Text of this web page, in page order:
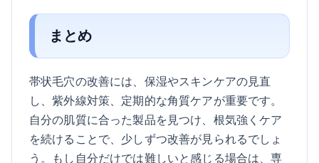
まとめ
帯状毛穴の改善には、保湿やスキンケアの見直
し、紫外線対策、定期的な角質ケアが重要です。
自分の肌質に合った製品を見つけ、根気強くケア
を続けることで、少しずつ改善が見られるでしょ
う。もし自分だけでは難しいと感じる場合は、専